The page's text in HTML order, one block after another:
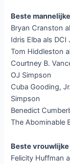
Beste
Bryan Cranston
Idris Elba als
Tom Hiddleston
Courtney B.
OJ Simpson
Cuba Gooding,
Simpson
Benedict
The Abominable
Beste
Felicity Huffman